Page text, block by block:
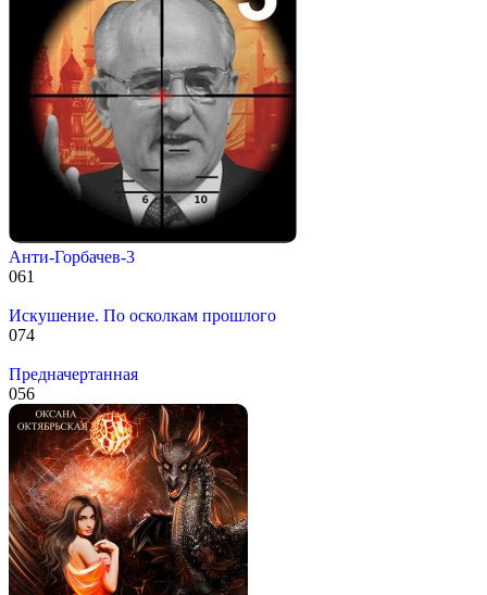
Анти-Горбачев-3
061
Искушение. По осколкам прошлого
074
Предначертанная
056